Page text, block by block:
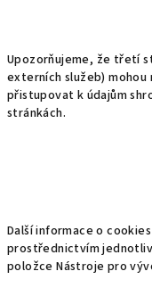
Upozorňujeme, že třetí
externích služeb)
přistupovat k údajům
stránkách.
Další informace o
prostřednictvím
položce Nástroje pro